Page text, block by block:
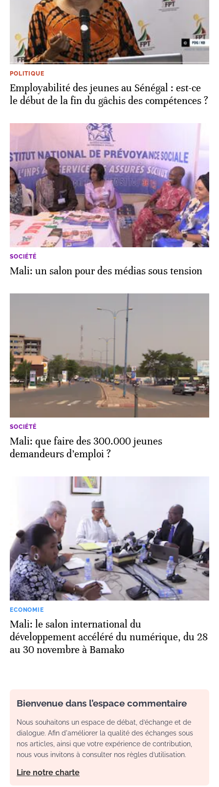
POLITIQUE
Employabilité des jeunes au Sénégal : est-ce
le début de la fin du gâchis des compétences ?
SOCIÉTÉ
Mali: un salon pour des médias sous tension
SOCIÉTÉ
Mali: que faire des 300.000 jeunes
demandeurs d’emploi ?
ECONOMIE
Mali: le salon international du
développement accéléré du numérique, du 28
au 30 novembre à Bamako
Bienvenue dans l’espace commentaire
Nous souhaitons un espace de débat, d’échange et de
dialogue. Afin d'améliorer la qualité des échanges sous
nos articles, ainsi que votre expérience de contribution,
nous vous invitons à consulter nos règles d’utilisation.
Lire notre charte